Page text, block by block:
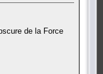
de la Force